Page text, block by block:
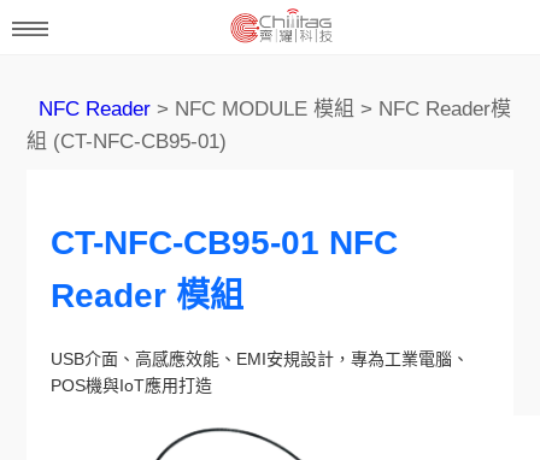
NFC Reader > NFC MODULE 模組 > NFC Reader模
組 (CT-NFC-CB95-01)
CT-NFC-CB95-01 NFC
Reader 模組
USB介面、高感應效能、EMI安規設計，專為工業電腦、
POS機與IoT應用打造